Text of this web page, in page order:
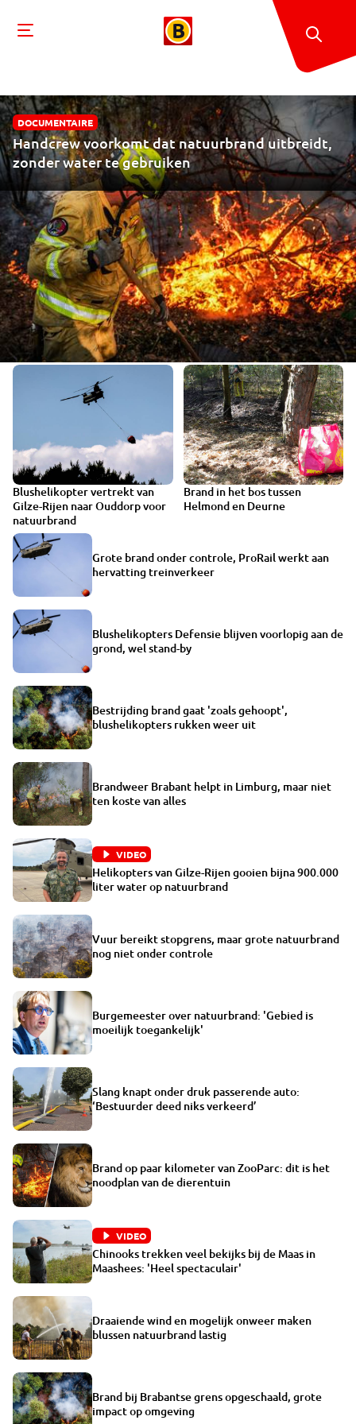
DOCUMENTAIRE
Handcrew voorkomt dat natuurbrand uitbreidt,
zonder water te gebruiken
Blushelikopter vertrekt van
Gilze-Rijen naar Ouddorp voor
natuurbrand
Brand in het bos tussen
Helmond en Deurne
VIDEO
Grote brand onder controle, ProRail werkt aan
hervatting treinverkeer
Blushelikopters Defensie blijven voorlopig aan de
grond, wel stand-by
Bestrijding brand gaat 'zoals gehoopt',
blushelikopters rukken weer uit
Brandweer Brabant helpt in Limburg, maar niet
ten koste van alles
VIDEO
Helikopters van Gilze-Rijen gooien bijna 900.000
liter water op natuurbrand
Vuur bereikt stopgrens, maar grote natuurbrand
nog niet onder controle
Burgemeester over natuurbrand: 'Gebied is
moeilijk toegankelijk'
Slang knapt onder druk passerende auto:
‘Bestuurder deed niks verkeerd’
Brand op paar kilometer van ZooParc: dit is het
noodplan van de dierentuin
VIDEO
Chinooks trekken veel bekijks bij de Maas in
Maashees: 'Heel spectaculair'
Draaiende wind en mogelijk onweer maken
blussen natuurbrand lastig
Brand bij Brabantse grens opgeschaald, grote
impact op omgeving